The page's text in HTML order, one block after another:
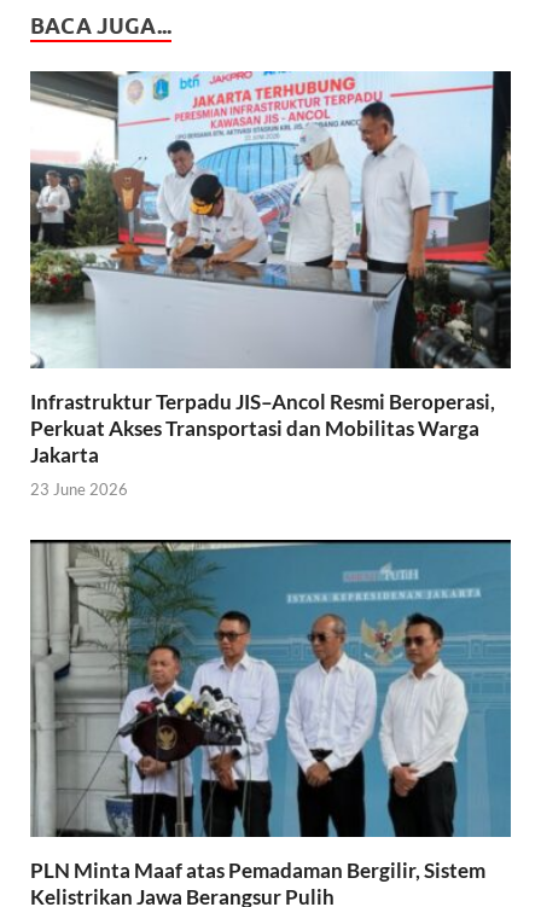
BACA JUGA...
Infrastruktur Terpadu JIS–Ancol Resmi Beroperasi,
Perkuat Akses Transportasi dan Mobilitas Warga
Jakarta
23 June 2026
PLN Minta Maaf atas Pemadaman Bergilir, Sistem
Kelistrikan Jawa Berangsur Pulih